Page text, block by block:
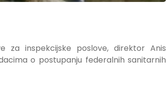
za inspekcijske poslove, direktor Anis
o postupanju federalnih sanitarnih